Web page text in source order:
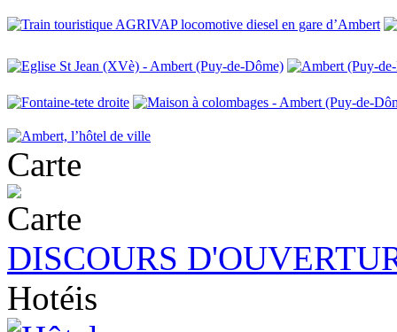
Carte
DISCOURS
Hotéis